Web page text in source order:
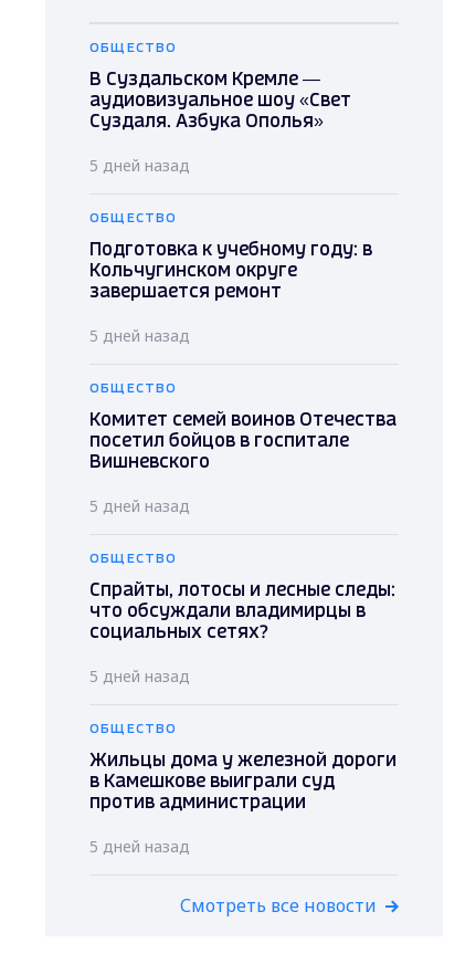
ОБЩЕСТВО
В Суздальском Кремле —
аудиовизуальное шоу «Свет
Суздаля. Азбука Ополья»
5 дней назад
ОБЩЕСТВО
Подготовка к учебному году: в
Кольчугинском округе
завершается ремонт
5 дней назад
ОБЩЕСТВО
Комитет семей воинов Отечества
посетил бойцов в госпитале
Вишневского
5 дней назад
ОБЩЕСТВО
Спрайты, лотосы и лесные следы:
что обсуждали владимирцы в
социальных сетях?
5 дней назад
ОБЩЕСТВО
Жильцы дома у железной дороги
в Камешкове выиграли суд
против администрации
5 дней назад
Смотреть все новости